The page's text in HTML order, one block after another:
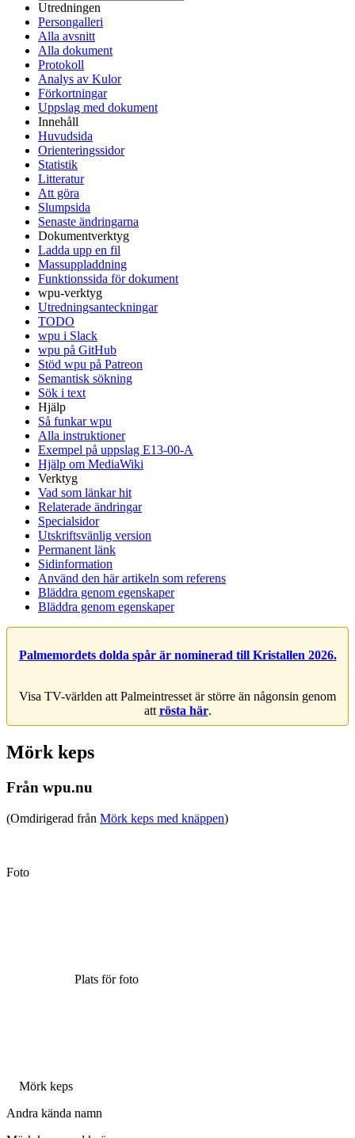
Utredningen
Persongalleri
Alla avsnitt
Alla dokument
Protokoll
Analys av Kulor
Förkortningar
Uppslag med dokument
Innehåll
Huvudsida
Orienteringssidor
Statistik
Litteratur
Att göra
Slumpsida
Senaste ändringarna
Dokumentverktyg
Ladda upp en fil
Massuppladdning
Funktionssida för dokument
wpu-verktyg
Utredningsanteckningar
TODO
wpu i Slack
wpu på GitHub
Stöd wpu på Patreon
Semantisk sökning
Sök i text
Hjälp
Så funkar wpu
Alla instruktioner
Exempel på uppslag E13-00-A
Hjälp om MediaWiki
Verktyg
Vad som länkar hit
Relaterade ändringar
Specialsidor
Utskriftsvänlig version
Permanent länk
Sidinformation
Använd den här artikeln som referens
Bläddra genom egenskaper
Bläddra genom egenskaper
Palmemordets dolda spår är nominerad till Kristallen 2026.
Visa TV-världen att Palmeintresset är större än någonsin genom
att rösta här.
Mörk keps
Från wpu.nu
(Omdirigerad från Mörk keps med knäppen)
Foto
Plats för foto
Mörk keps
Andra kända namn